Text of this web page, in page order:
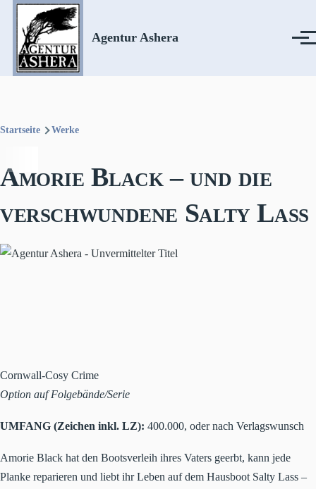
Direkt zum Inhalt
Agentur Ashera Menü
Startseite Werke
Amorie Black – und die
verschwundene Salty Lass
Cornwall-Cosy Crime
Option auf Folgebände/Serie
UMFANG (Zeichen inkl. LZ): 400.000, oder nach Verlagswunsch
Amorie Black hat den Bootsverleih ihres Vaters geerbt, kann jede
Planke reparieren und liebt ihr Leben auf dem Hausboot Salty Lass –